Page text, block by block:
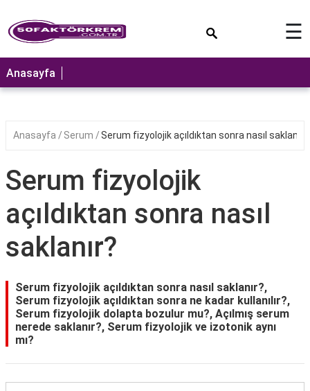
ANASAYFA
☰
Anasayfa
Anasayfa Serum Serum fizyolojik açıldıktan sonra nasıl saklanır?
Serum fizyolojik
açıldıktan sonra nasıl
saklanır?
Serum fizyolojik açıldıktan sonra nasıl saklanır?,
Serum fizyolojik açıldıktan sonra ne kadar kullanılır?,
Serum fizyolojik dolapta bozulur mu?, Açılmış serum
nerede saklanır?, Serum fizyolojik ve izotonik aynı
mı?